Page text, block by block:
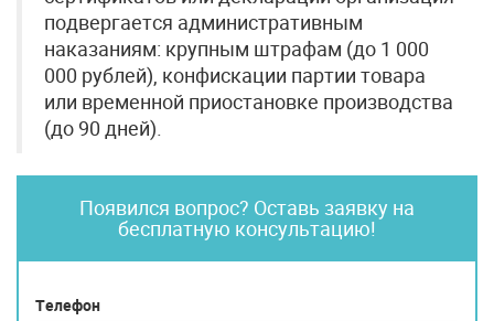
подвергается административным
наказаниям: крупным штрафам (до 1 000
000 рублей), конфискации партии товара
или временной приостановке производства
(до 90 дней).
Появился вопрос? Оставь заявку на
бесплатную консультацию!
Телефон